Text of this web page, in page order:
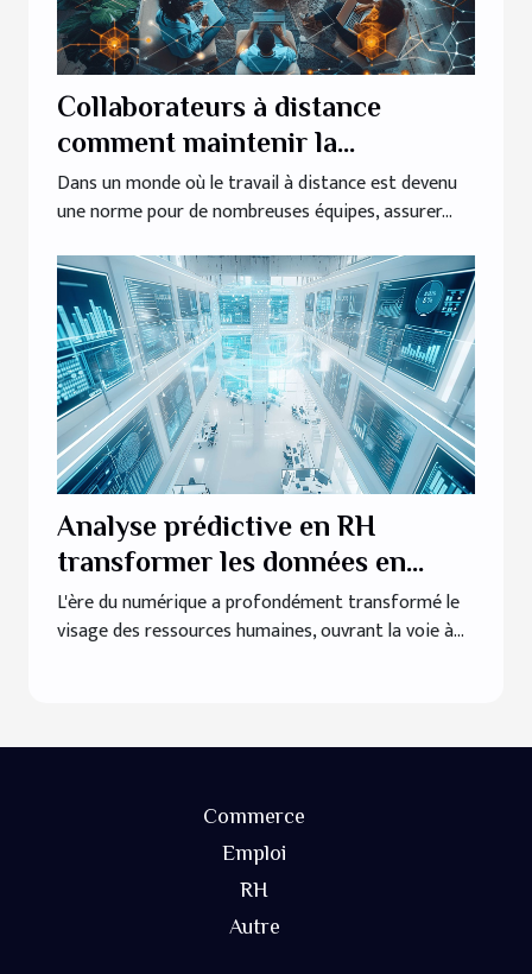
Collaborateurs à distance
comment maintenir la
productivité et le bien-être au
sein des équipes virtuelles
Dans un monde où le travail à distance est devenu
une norme pour de nombreuses équipes, assurer...
Analyse prédictive en RH
transformer les données en
décisions stratégiques
L'ère du numérique a profondément transformé le
visage des ressources humaines, ouvrant la voie à...
Commerce
Emploi
RH
Autre